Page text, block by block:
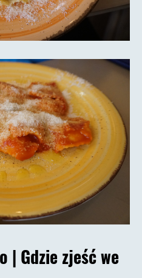
| Gdzie zjeść we